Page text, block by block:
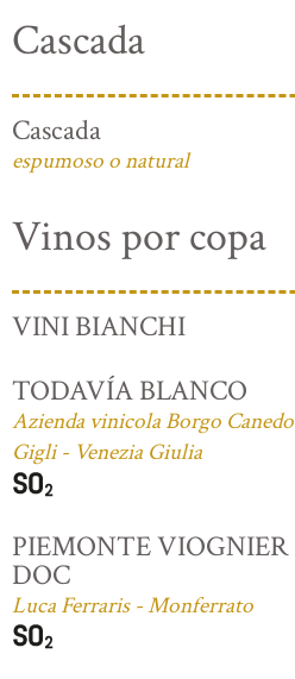
Cascada
Cascada
espumoso o natural
Vinos por copa
VINI BIANCHI
TODAVÍA BLANCO
Azienda vinicola Borgo Canedo
Gigli - Venezia Giulia
PIEMONTE VIOGNIER
DOC
Luca Ferraris - Monferrato